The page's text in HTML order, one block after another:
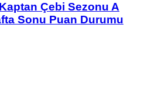
Çebi Sezonu A
Sonu Puan Durumu